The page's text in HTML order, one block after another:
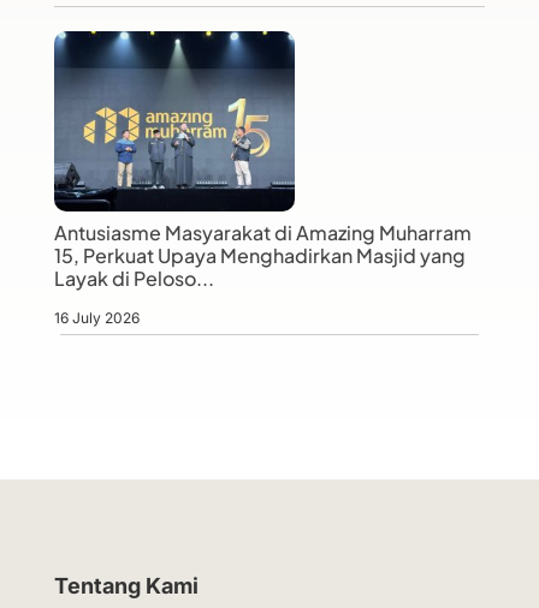
Antusiasme Masyarakat di Amazing Muharram
15, Perkuat Upaya Menghadirkan Masjid yang
Layak di Peloso...
16 July 2026
Tentang Kami